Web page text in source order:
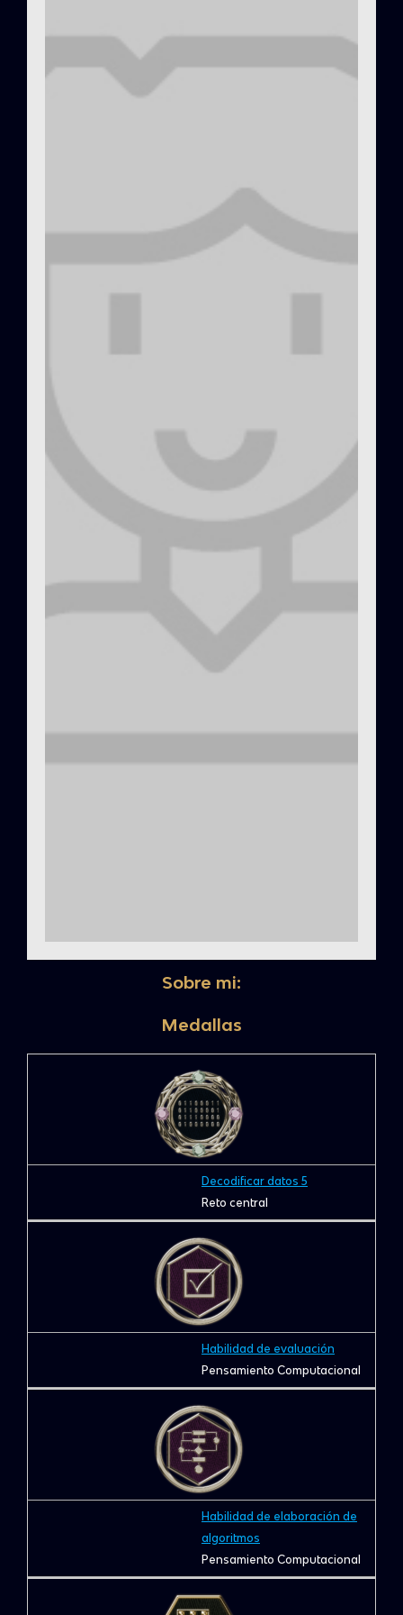
Sobre mi:
Medallas
Decodificar datos 5
Reto central
Habilidad de evaluación
Pensamiento Computacional
Habilidad de elaboración de
algoritmos
Pensamiento Computacional